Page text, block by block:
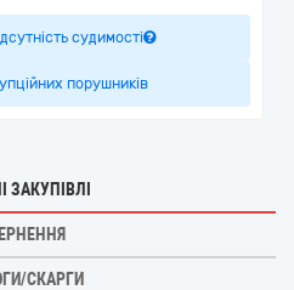
судимості
порушників
ЗАКУПІВЛІ
СКАРГИ